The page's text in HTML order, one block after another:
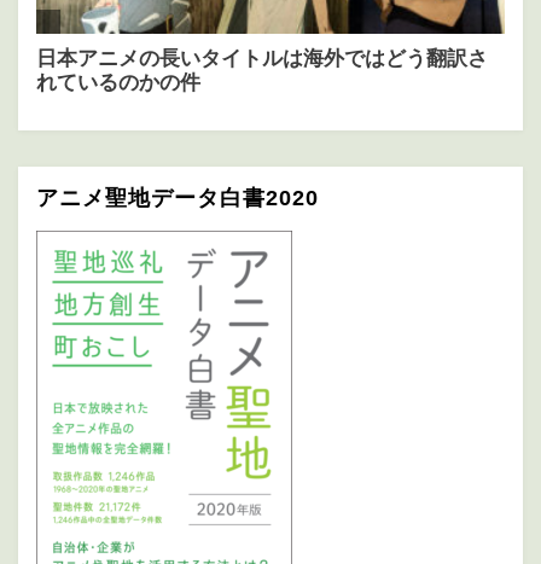
アニメ聖地データ白書2020